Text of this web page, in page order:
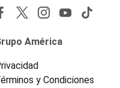
América
y Condiciones